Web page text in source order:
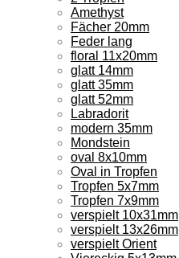
Amethyst
Fächer 20mm
Feder lang
floral 11x20mm
glatt 14mm
glatt 35mm
glatt 52mm
Labradorit
modern 35mm
Mondstein
oval 8x10mm
Oval in Tropfen
Tropfen 5x7mm
Tropfen 7x9mm
verspielt 10x31mm
verspielt 13x26mm
verspielt Orient